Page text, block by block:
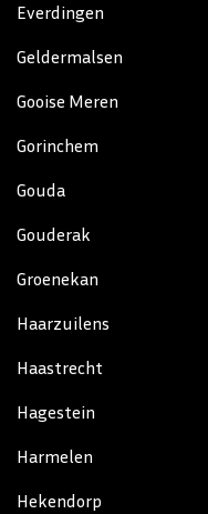
Everdingen
Geldermalsen
Gooise Meren
Gorinchem
Gouda
Gouderak
Groenekan
Haarzuilens
Haastrecht
Hagestein
Harmelen
Hekendorp